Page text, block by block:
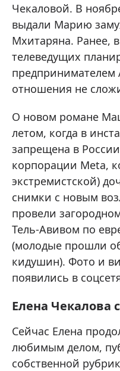
Чекаловой. В
выдали Марию
Мхитаряна. Ранее,
телеведущих
отношения не
О новом романе
летом, когда в
запрещена в
корпорации Meta,
экстремистской)
снимки с новым
провели
Тель-Авивом по
(молодые прошли
кидушин). Фото и
появились в
Елена Чекалова
Сейчас Елена
любимым делом,
собственной